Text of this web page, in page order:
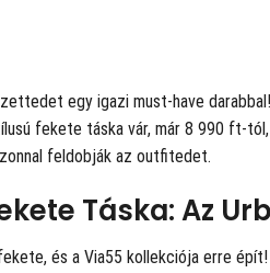
egy igazi must-have
fekete táska vár, már 8 990 ft-
feldobják az outfitedet.
Táska: Az
és a Via55 kollekciója erre